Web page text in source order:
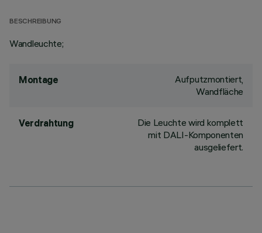
BESCHREIBUNG
Wandleuchte;
Montage
Aufputzmontiert,
Wandfläche
Verdrahtung
Die Leuchte wird komplett
mit DALI-Komponenten
ausgeliefert.